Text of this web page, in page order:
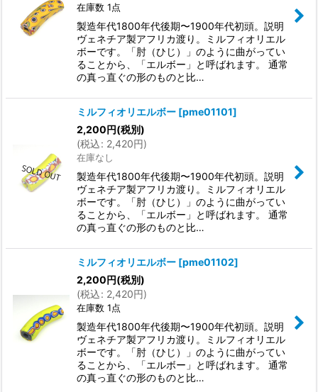
在庫数 1点
製造年代1800年代後期〜1900年代初頭。説明
ヴェネチア製アフリカ渡り。ミルフィオリエル
ボーです。「肘（ひじ）」のように曲がってい
ることから、「エルボー」と呼ばれます。 通常
の真っ直ぐの形のものと比…
ミルフィオリエルボー [pme01101]
2,200円(税別)
(税込: 2,420円)
在庫なし
製造年代1800年代後期〜1900年代初頭。説明
ヴェネチア製アフリカ渡り。ミルフィオリエル
ボーです。「肘（ひじ）」のように曲がってい
ることから、「エルボー」と呼ばれます。 通常
の真っ直ぐの形のものと比…
ミルフィオリエルボー [pme01102]
2,200円(税別)
(税込: 2,420円)
在庫数 1点
製造年代1800年代後期〜1900年代初頭。説明
ヴェネチア製アフリカ渡り。ミルフィオリエル
ボーです。「肘（ひじ）」のように曲がってい
ることから、「エルボー」と呼ばれます。 通常
の真っ直ぐの形のものと比…